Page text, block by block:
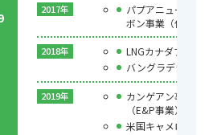
2017年
パプアニューギニ
ボン事業（保有2鉱
2018年
LNGカナダプロジ
バングラデシュに
2019年
カンゲアン事業、
（E&P事業）
米国キャメロン